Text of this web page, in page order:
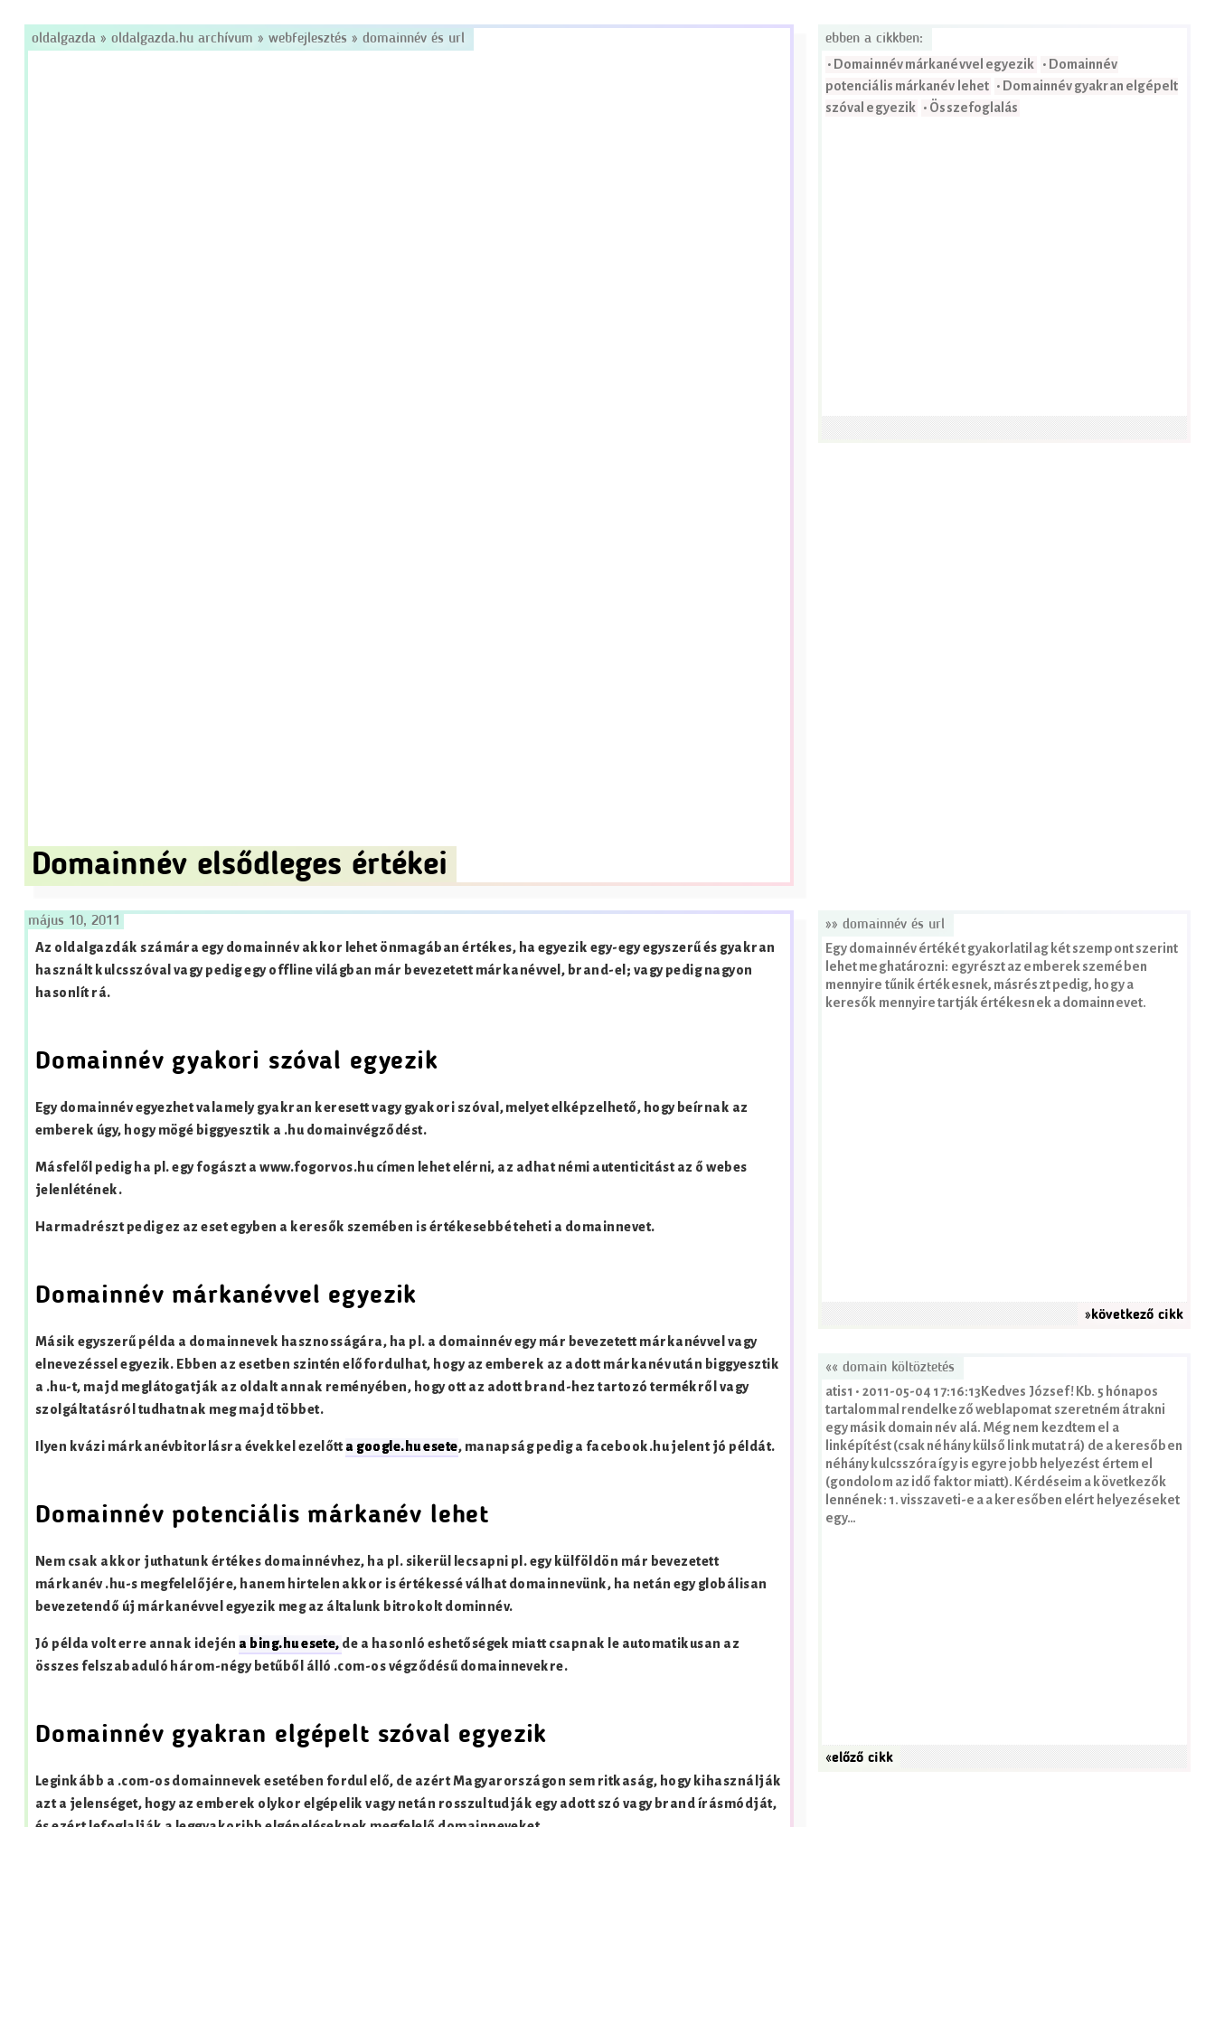
oldalgazda » oldalgazda.hu archívum » webfejlesztés » domainnév és url
Domainnév elsődleges értékei
ebben a cikkben:
• Domainnév márkanévvel egyezik • Domainnév
potenciális márkanév lehet • Domainnév gyakran elgépelt
szóval egyezik • Összefoglalás
május 10, 2011
Az oldalgazdák számára egy domainnév akkor lehet önmagában értékes, ha egyezik egy-egy egyszerű és gyakran
használt kulcsszóval vagy pedig egy offline világban már bevezetett márkanévvel, brand-el; vagy pedig nagyon
hasonlít rá.
Domainnév gyakori szóval egyezik
Egy domainnév egyezhet valamely gyakran keresett vagy gyakori szóval, melyet elképzelhető, hogy beírnak az
emberek úgy, hogy mögé biggyesztik a .hu domainvégződést.
Másfelől pedig ha pl. egy fogászt a www.fogorvos.hu címen lehet elérni, az adhat némi autenticitást az ő webes
jelenlétének.
Harmadrészt pedig ez az eset egyben a keresők szemében is értékesebbé teheti a domainnevet.
Domainnév márkanévvel egyezik
Másik egyszerű példa a domainnevek hasznosságára, ha pl. a domainnév egy már bevezetett márkanévvel vagy
elnevezéssel egyezik. Ebben az esetben szintén előfordulhat, hogy az emberek az adott márkanév után biggyesztik
a .hu-t, majd meglátogatják az oldalt annak reményében, hogy ott az adott brand-hez tartozó termékről vagy
szolgáltatásról tudhatnak meg majd többet.
Ilyen kvázi márkanévbitorlásra évekkel ezelőtta google.hu esete, manapság pedig a facebook.hu jelent jó példát.
Domainnév potenciális márkanév lehet
Nem csak akkor juthatunk értékes domainnévhez, ha pl. sikerül lecsapni pl. egy külföldön már bevezetett
márkanév .hu-s megfelelőjére, hanem hirtelen akkor is értékessé válhat domainnevünk, ha netán egy globálisan
bevezetendő új márkanévvel egyezik meg az általunk bitrokolt dominnév.
Jó példa volt erre annak idején a bing.hu esete, de a hasonló eshetőségek miatt csapnak le automatikusan az
összes felszabaduló három-négy betűből álló .com-os végződésű domainnevekre.
Domainnév gyakran elgépelt szóval egyezik
Leginkább a .com-os domainnevek esetében fordul elő, de azért Magyarországon sem ritkaság, hogy kihasználják
azt a jelenséget, hogy az emberek olykor elgépelik vagy netán rosszul tudják egy adott szó vagy brand írásmódját,
és ezért lefoglalják a leggyakoribb elgépeléseknek megfelelő domainneveket.
»» domainnév és url
Egy domainnév értékét gyakorlatilag két szempont szerint
lehet meghatározni: egyrészt az emberek szemében
mennyire tűnik értékesnek, másrészt pedig, hogy a
keresők mennyire tartják értékesnek a domainnevet.
»következő cikk
«« domain költöztetés
atis1 • 2011-05-04 17:16:13Kedves József! Kb. 5 hónapos
tartalommal rendelkező weblapomat szeretném átrakni
egy másik domain név alá. Még nem kezdtem el a
linképítést (csak néhány külső link mutat rá) de a keresőben
néhány kulcsszóra így is egyre jobb helyezést értem el
(gondolom az idő faktor miatt). Kérdéseim a következők
lennének: 1. visszaveti-e a a keresőben elért helyezéseket
egy…
«előző cikk